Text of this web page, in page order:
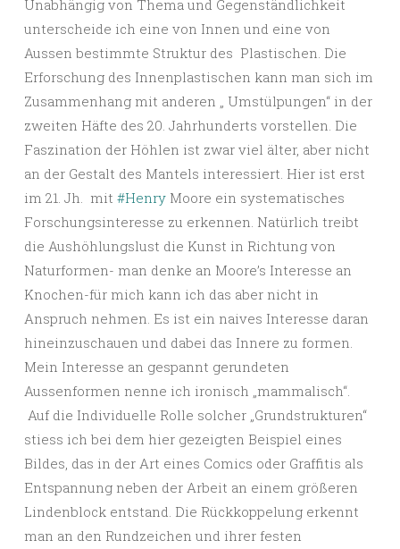
Unabhängig von Thema und Gegenständlichkeit
unterscheide ich eine von Innen und eine von
Aussen bestimmte Struktur des Plastischen. Die
Erforschung des Innenplastischen kann man sich im
Zusammenhang mit anderen „ Umstülpungen“ in der
zweiten Häfte des 20. Jahrhunderts vorstellen. Die
Faszination der Höhlen ist zwar viel älter, aber nicht
an der Gestalt des Mantels interessiert. Hier ist erst
im 21. Jh. mit #Henry Moore ein systematisches
Forschungsinteresse zu erkennen. Natürlich treibt
die Aushöhlungslust die Kunst in Richtung von
Naturformen- man denke an Moore’s Interesse an
Knochen-für mich kann ich das aber nicht in
Anspruch nehmen. Es ist ein naives Interesse daran
hineinzuschauen und dabei das Innere zu formen.
Mein Interesse an gespannt gerundeten
Aussenformen nenne ich ironisch „mammalisch“.
Auf die Individuelle Rolle solcher „Grundstrukturen“
stiess ich bei dem hier gezeigten Beispiel eines
Bildes, das in der Art eines Comics oder Graffitis als
Entspannung neben der Arbeit an einem größeren
Lindenblock entstand. Die Rückkoppelung erkennt
man an den Rundzeichen und ihrer festen